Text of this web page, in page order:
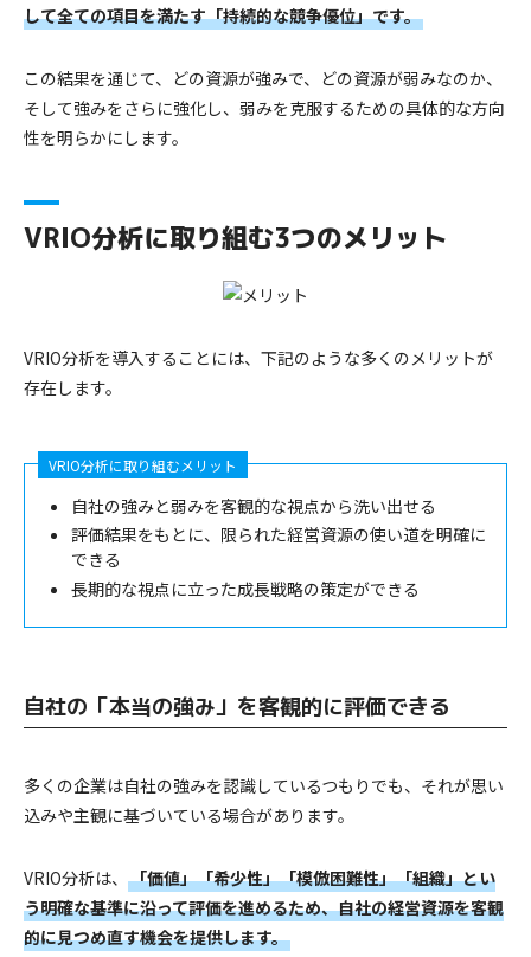
して全ての項目を満たす「持続的な競争優位」です。
この結果を通じて、どの資源が強みで、どの資源が弱みなのか、
そして強みをさらに強化し、弱みを克服するための具体的な方向
性を明らかにします。
VRIO分析に取り組む3つのメリット
VRIO分析を導入することには、下記のような多くのメリットが
存在します。
VRIO分析に取り組むメリット
自社の強みと弱みを客観的な視点から洗い出せる
評価結果をもとに、限られた経営資源の使い道を明確に
できる
長期的な視点に立った成長戦略の策定ができる
自社の「本当の強み」を客観的に評価できる
多くの企業は自社の強みを認識しているつもりでも、それが思い
込みや主観に基づいている場合があります。
VRIO分析は、 「価値」「希少性」「模倣困難性」「組織」とい
う明確な基準に沿って評価を進めるため、自社の経営資源を客観
的に見つめ直す機会を提供します。